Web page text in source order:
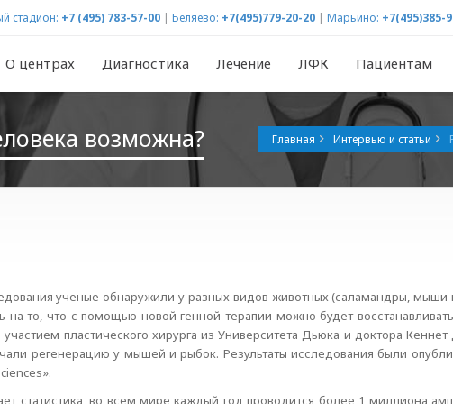
стадион: +7 (495) 783-57-00 | Беляево: +7(495)779-20-20 | Марьино: +7(495)385-
О центрах Диагностика Лечение ЛФК Пациентам
возможна? Главная Интервью и статьи
ученые обнаружили у разных видов животных (саламандры,
на то, что с помощью новой генной терапии можно будет
пластического хирурга из Университета Дьюка и доктора
регенерацию у мышей и рыбок. Результаты исследования были
статистика, во всем мире каждый год проводится более 1 миллиона